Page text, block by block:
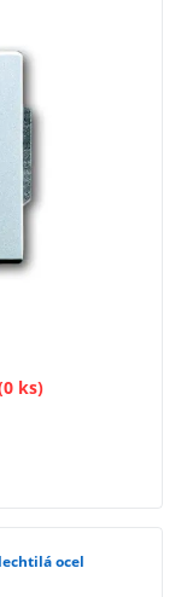
ks)
Vývodka kabelová , ušlechtilá ocel